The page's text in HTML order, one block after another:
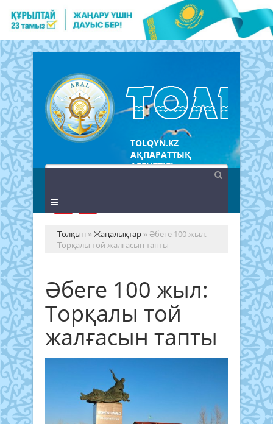
TOLQYN.KZ
АҚПАРАТТЫҚ
АГЕНТТІГІ
Толқын »Жаңалықтар » Әбеге 100 жыл:
Торқалы той жалғасын тапты
Әбеге 100 жыл:
Торқалы той
жалғасын тапты